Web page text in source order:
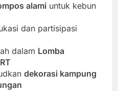
alami untuk kebun
dan partisipasi
dalam Lomba
dekorasi kampung